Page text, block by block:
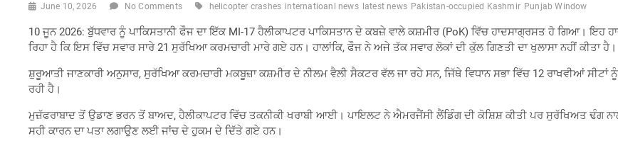
June 10, 2026 No Comments helicopter crashes internatioanl news latest news Pakistan-occupied Kashmir Punjab Window
10 ਜੂਨ 2026: ਬੁੱਧਵਾਰ ਨੂੰ ਪਾਕਿਸਤਾਨੀ ਫੌਜ ਦਾ ਇੱਕ MI-17 ਹੈਲੀਕਾਪਟਰ ਪਾਕਿਸਤਾਨ ਦੇ ਕਬਜ਼ੇ ਵਾਲੇ ਕਸ਼ਮੀਰ (PoK) ਵਿੱਚ ਹਾਦਸਾਗ੍ਰਸਤ ਹੋ ਗਿਆ।
ਰਿਹਾ ਹੈ ਕਿ ਇਸ ਵਿੱਚ ਸਵਾਰ ਸਾਰੇ 21 ਸੁਰੱਖਿਆ ਕਰਮਚਾਰੀ ਮਾਰੇ ਗਏ ਹਨ। ਹਾਲਾਂਕਿ, ਫੌਜ ਨੇ ਅਜੇ ਤੱਕ ਸਵਾਰ ਲੋਕਾਂ ਦੀ ਕੁੱਲ ਗਿਣਤੀ ਦਾ ਖੁਲਾਸਾ ਨਹੀਂ ਕੀਤਾ ਹੈ।
ਸ਼ੁਰੂਆਤੀ ਜਾਣਕਾਰੀ ਅਨੁਸਾਰ, ਸੁਰੱਖਿਆ ਕਰਮਚਾਰੀ ਮਕਬੂਜ਼ਾ ਕਸ਼ਮੀਰ ਦੇ ਨੀਲਮ ਵੈਲੀ ਸੈਕਟਰ ਵੱਲ ਜਾ ਰਹੇ ਸਨ, ਜਿੱਥੇ ਵਿਧਾਨ ਸਭਾ ਵਿੱਚ 12 ਰਾਖਵੀਆਂ
ਰਹੀ ਹੈ।
ਮੁਜ਼ੱਫਰਾਬਾਦ ਤੋਂ ਉਡਾਣ ਭਰਨ ਤੋਂ ਬਾਅਦ, ਹੈਲੀਕਾਪਟਰ ਵਿੱਚ ਤਕਨੀਕੀ ਖਰਾਬੀ ਆਈ। ਪਾਇਲਟ ਨੇ ਐਮਰਜੈਂਸੀ ਲੈਂਡਿੰਗ ਦੀ ਕੋਸ਼ਿਸ਼ ਕੀਤੀ ਪਰ ਸੁਰੱਖਿਅਤ ਢੰਗ
ਸਹੀ ਕਾਰਨ ਦਾ ਪਤਾ ਲਗਾਉਣ ਲਈ ਜਾਂਚ ਦੇ ਹੁਕਮ ਦੇ ਦਿੱਤੇ ਗਏ ਹਨ।